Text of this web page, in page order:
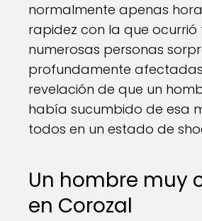
normalmente apenas
rapidez con la que
numerosas personas
profundamente
revelación de que un
había sucumbido de esa
todos en un estado de
Un hombre muy
en Corozal